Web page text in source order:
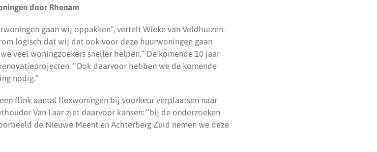
door Rhenam
gaan wij oppakken”, vertelt Wieke van Veldhuizen.
logisch dat wij dat ook voor deze huurwoningen gaan
veel woningzoekers sneller helpen.” De komende 10 jaar
“Ook daarvoor hebben we de komende
nodig.”
flink aantal flexwoningen bij voorkeur verplaatsen naar
Van Laar ziet daarvoor kansen: “bij de onderzoeken
de Nieuwe Meent en Achterberg Zuid nemen we deze